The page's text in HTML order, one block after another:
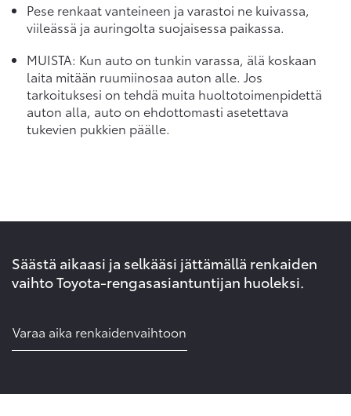
Pese renkaat vanteineen ja varastoi ne kuivassa,
viileässä ja auringolta suojaisessa paikassa.
MUISTA: Kun auto on tunkin varassa, älä koskaan
laita mitään ruumiinosaa auton alle. Jos
tarkoituksesi on tehdä muita huoltotoimenpidettä
auton alla, auto on ehdottomasti asetettava
tukevien pukkien päälle.
Säästä aikaasi ja selkääsi jättämällä renkaiden
vaihto Toyota-rengasasiantuntijan huoleksi.
Varaa aika renkaidenvaihtoon